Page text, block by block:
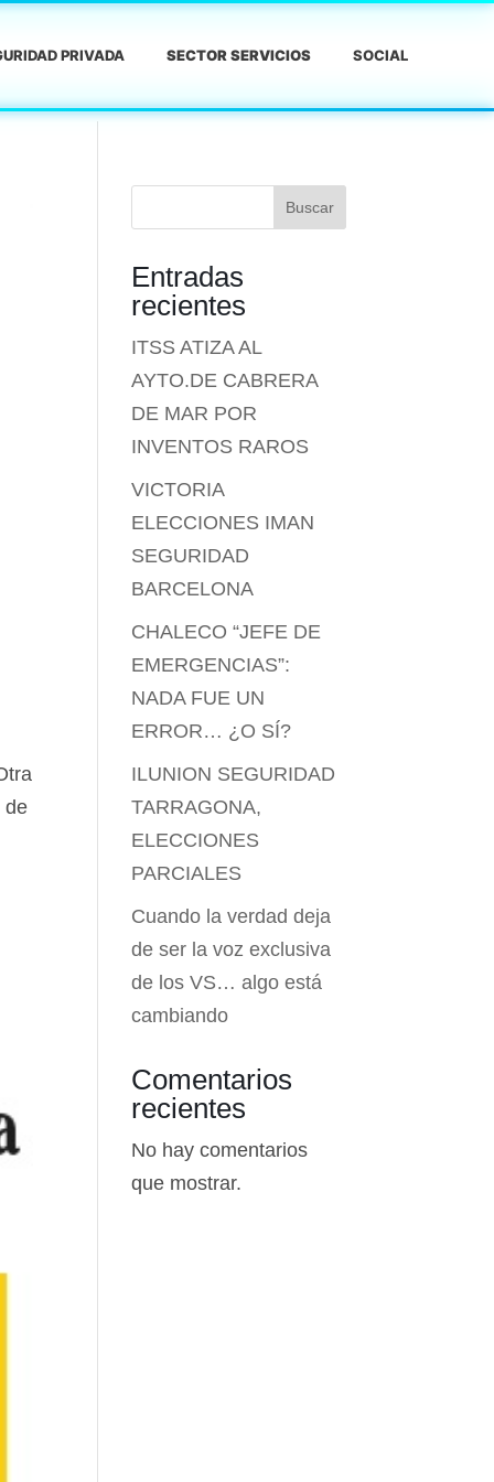
PRIVADA SECTOR SERVICIOS SOCIAL
de
Buscar
Entradas
recientes
ITSS ATIZA AL
AYTO.DE CABRERA
DE MAR POR
INVENTOS RAROS
VICTORIA
ELECCIONES IMAN
SEGURIDAD
BARCELONA
CHALECO “JEFE DE
EMERGENCIAS”:
NADA FUE UN
ERROR… ¿O SÍ?
ILUNION SEGURIDAD
TARRAGONA,
ELECCIONES
PARCIALES
Cuando la verdad deja
de ser la voz exclusiva
de los VS… algo está
cambiando
Comentarios
recientes
No hay comentarios
que mostrar.